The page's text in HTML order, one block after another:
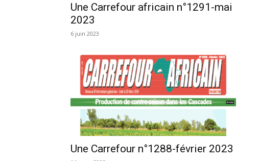
Une Carrefour africain n°1291-mai
2023
6 juin 2023
Une Carrefour n°1288-février 2023